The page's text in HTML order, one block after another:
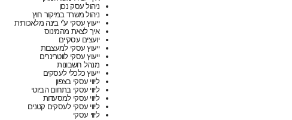
ניהול עסק נכון
ניהול משרד במיקור חוץ​
ייעוץ עסקי ע”י בינה מלאכותית
איך לצאת מהמינוס
יועצים עסקיים
ייעוץ עסקי למעצבות
ייעוץ עסקי לווטרינרים
מנהל חשבונות
ייעוץ כלכלי לעסקים
ליווי עסקי בצפון
ליווי עסקי בתחום הביוטי
ליווי עסקי למסעדות
ליווי עסקי לעסקים קטנים
ליווי עסקי